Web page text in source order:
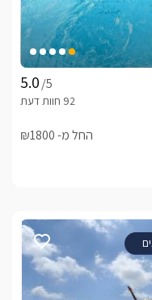
/5
החל מ- ₪1800